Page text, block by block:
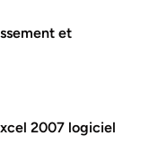
et
2007 logiciel